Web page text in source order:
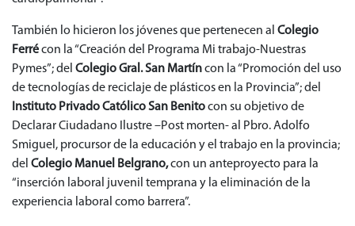
También lo hicieron los jóvenes que pertenecen al Colegio
Ferrécon la “Creación del Programa Mi trabajo-Nuestras
Pymes”; del Colegio Gral. San Martíncon la “Promoción del uso
de tecnologías de reciclaje de plásticos en la Provincia”; del
Instituto Privado Católico San Benitocon su objetivo de
Declarar Ciudadano Ilustre –Post morten- al Pbro. Adolfo
Smiguel, procursor de la educación y el trabajo en la provincia;
del Colegio Manuel Belgrano,con un anteproyecto para la
“inserción laboral juvenil temprana y la eliminación de la
experiencia laboral como barrera”.